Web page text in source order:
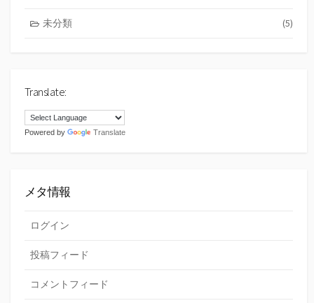
未分類 (5)
Translate:
Powered by Translate
メタ情報
ログイン
投稿フィード
コメントフィード